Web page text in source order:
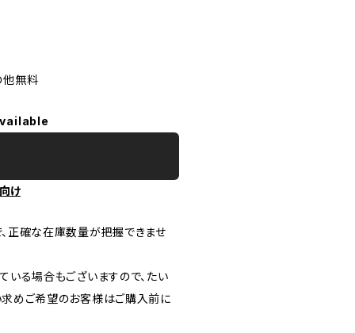
無料
け
正確な在庫数量が把握できませ
いる場合もございますので、たい
めご希望のお客様はご購入前に